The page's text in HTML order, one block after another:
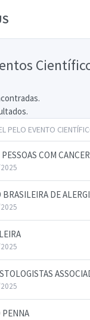
PELO EVENTO
COM
BRASILEIRA DE
PENNA